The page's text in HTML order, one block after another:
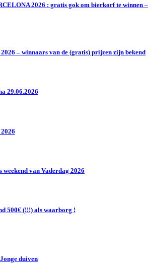
2026 : gratis gok om bierkorf te winnen –
– winnaars van de (gratis) prijzen zijn bekend
29.06.2026
van Vaderdag 2026
500€ (!!!) als waarborg !
duiven